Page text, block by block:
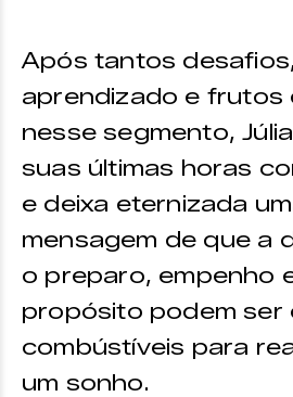
Após tantos
aprendizado e frutos
nesse segmento,
suas últimas horas
e deixa eternizada
mensagem de que a
o preparo, empenho
propósito podem ser
combústíveis para
um sonho.